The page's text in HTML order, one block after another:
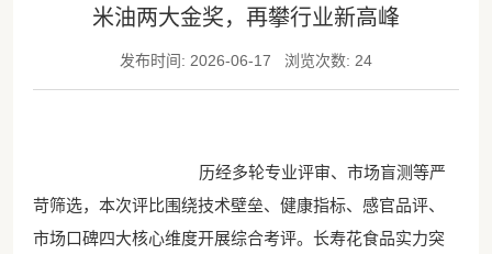
米油两大金奖，再攀行业新高峰
发布时间: 2026-06-17 浏览次数: 24
历经多轮专业评审、市场盲测等严
苛筛选，本次评比围绕技术壁垒、健康指标、感官品评、
市场口碑四大核心维度开展综合考评。长寿花食品实力突